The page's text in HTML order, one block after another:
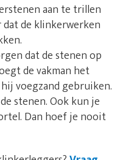
aan te trillen
de klinkerwerken
dat de stenen op
de vakman het
voegzand gebruiken.
stenen. Ook kun je
Dan hoef je nooit